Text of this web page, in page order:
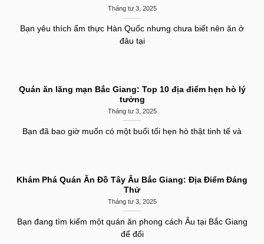
Tháng tư 3, 2025
Bạn yêu thích ẩm thực Hàn Quốc nhưng chưa biết nên ăn ở
đâu tại
Quán ăn lãng mạn Bắc Giang: Top 10 địa điểm hẹn hò lý
tưởng
Tháng tư 3, 2025
Bạn đã bao giờ muốn có một buổi tối hẹn hò thật tinh tế và
Khám Phá Quán Ăn Đồ Tây Âu Bắc Giang: Địa Điểm Đáng
Thử
Tháng tư 3, 2025
Bạn đang tìm kiếm một quán ăn phong cách Âu tại Bắc Giang
để đổi